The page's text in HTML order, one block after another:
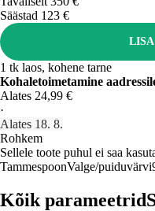
Säästad 123 €
1 tk laos, kohene tarne
Kohaletoimetamine
Alates 24,99 €
·
Alates 18. 8.
Rohkem
Sellele toote puhul ei saa
TammespoonValge/puiduvärvi
Kõik parameetrid